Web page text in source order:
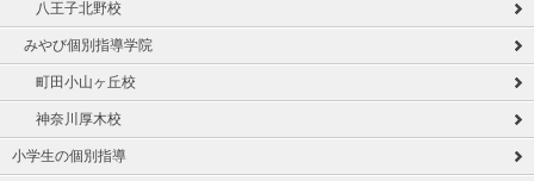
八王子北野校
みやび個別指導学院
町田小山ヶ丘校
神奈川厚木校
小学生の個別指導